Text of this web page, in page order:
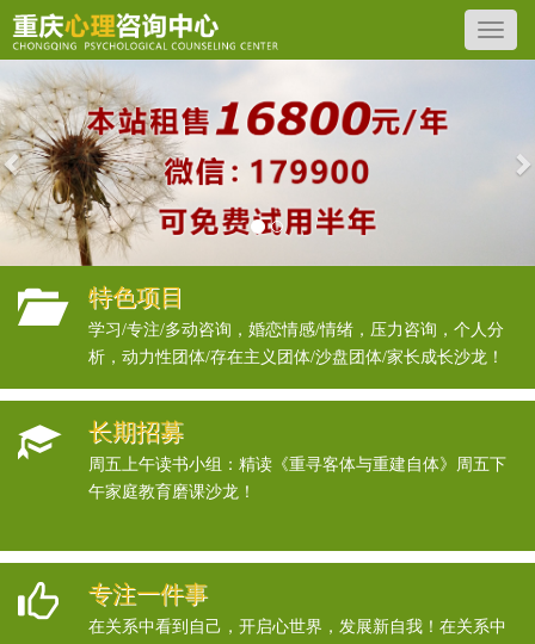
Previous
特色项目
学习/专注/多动咨询，婚恋情感/情绪，压力咨询，个人分
析，动力性团体/存在主义团体/沙盘团体/家长成长沙龙！
长期招募
周五上午读书小组：精读《重寻客体与重建自体》周五下
午家庭教育磨课沙龙！
专注一件事
在关系中看到自己，开启心世界，发展新自我！在关系中